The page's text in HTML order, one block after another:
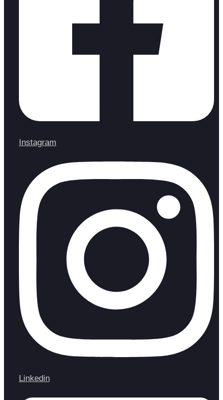
Instagram
Linkedin